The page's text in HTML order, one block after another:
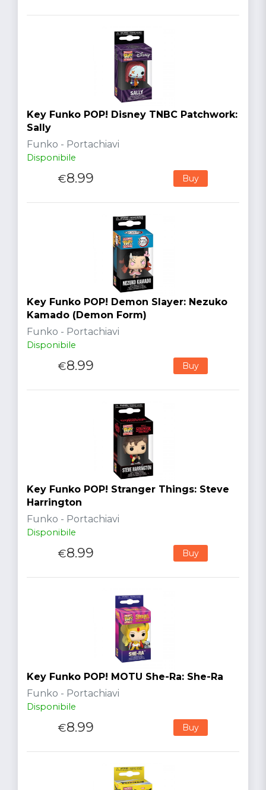
Key Funko POP! Disney TNBC Patchwork:
Sally
Funko - Portachiavi
Disponibile
€8.99 Buy
Key Funko POP! Demon Slayer: Nezuko
Kamado (Demon Form)
Funko - Portachiavi
Disponibile
€8.99 Buy
Key Funko POP! Stranger Things: Steve
Harrington
Funko - Portachiavi
Disponibile
€8.99 Buy
Key Funko POP! MOTU She-Ra: She-Ra
Funko - Portachiavi
Disponibile
€8.99 Buy